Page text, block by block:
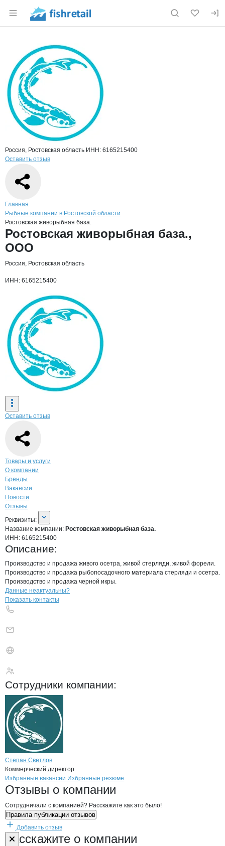
Раздел навигации по сайту fishretail.ru
Страница компании
Страница компанииРостовская живорыбная база., ООО
Краткая информация о компании
Россия, Ростовская область ИНН: 6165215400
Оставить отзыв
Навигация по сайту
Главная
Рыбные компании в Ростовской области
Ростовская живорыбная база.
Основная информация о компании
Ростовская живорыбная база.,
ООО
Россия, Ростовская область
ИНН: 6165215400
Оставить отзыв
Навигация по странице
Товары и услуги
О компании
Бренды
Вакансии
Новости
Отзывы
О компании
Реквизиты
Реквизиты:
Название компании: Ростовская живорыбная база.
ИНН: 6165215400
Описание:
Производство и продажа живого осетра, живой стерляди, живой форели.
Производство и продажа рыбопосадочного материала стерляди и осетра.
Производство и продажа черной икры.
Контактыкомпании
+7(800)000-00-..
Данные неактуальны?
Показать контакты
Сотрудники компании:
Степан Светлов
Коммерческий директор
Брендыкомпани Ростовская
Вакансии вРостовская живорыбная
Избранные вакансии Избранные резюме
Новости oРостовская живорыбная
Отзывы о компании
Сотрудничали с компанией? Расскажите как это было!
Правила публикации отзывов
Добавить отзыв
Расскажите о компании
Форма обратной связи о неточностях